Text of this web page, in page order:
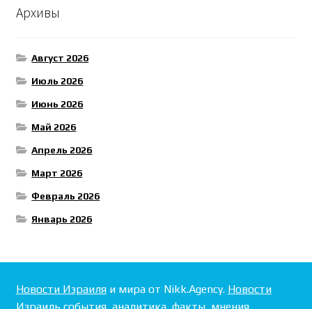
Архивы
Август 2026
Июль 2026
Июнь 2026
Май 2026
Апрель 2026
Март 2026
Февраль 2026
Январь 2026
Новости Израиляи мира от Nikk.Agency. Новости